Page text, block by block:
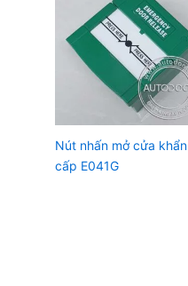
Nút nhấn mở cửa khẩn
cấp E041G